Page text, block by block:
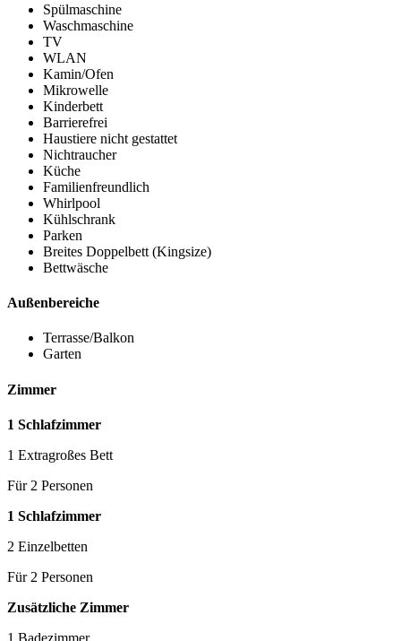
Spülmaschine
Waschmaschine
TV
WLAN
Kamin/Ofen
Mikrowelle
Kinderbett
Barrierefrei
Haustiere nicht gestattet
Nichtraucher
Küche
Familienfreundlich
Whirlpool
Kühlschrank
Parken
Breites Doppelbett (Kingsize)
Bettwäsche
Außenbereiche
Terrasse/Balkon
Garten
Zimmer
1 Schlafzimmer
1 Extragroßes Bett
Für 2 Personen
1 Schlafzimmer
2 Einzelbetten
Für 2 Personen
Zusätzliche Zimmer
1 Badezimmer